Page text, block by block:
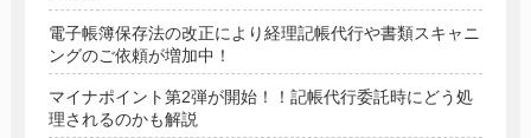
電子帳簿保存法の改正により経理記帳代行や書類スキャニ
ングのご依頼が増加中！
マイナポイント第2弾が開始！！記帳代行委託時にどう処
理されるのかも解説